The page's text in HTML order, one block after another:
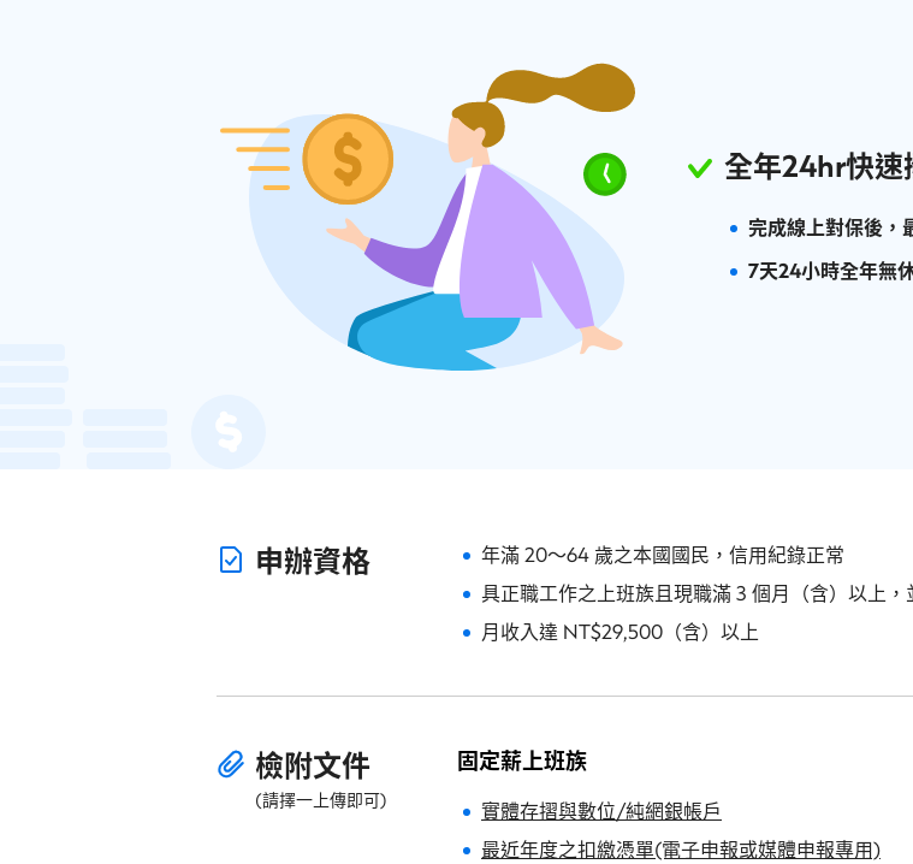
全年24hr快速
完成線上對保後，
7天24小時全年無
申辦資格
年滿 20～64 歲之本國國民，信用紀錄正常
具正職工作之上班族且現職滿 3 個月（含）以上，
月收入達 NT$29,500（含）以上
檢附文件
(請擇一上傳即可)
固定薪上班族
實體存摺與數位/純網銀帳戶
最近年度之扣繳憑單(電子申報或媒體申報專用)